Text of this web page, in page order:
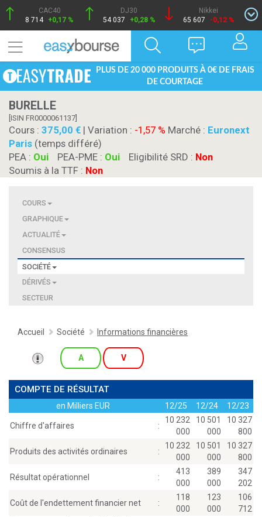
CAC40
8 714 +0,17 %
DJ30
54 037
+0,28 %
Nikkei
65 607
-0,12 %
PLUS DE 20 000 PRODUITS À 0€ DE FRAIS
DE COURTAGE
BURELLE
[ISIN FR0000061137]
Cours : 375,00 | Variation : -1,57 % Marché : Euronext
Paris (temps différé)
PEA : Oui PEA-PME : Oui Eligibilité SRD : Non
Soumis à la TTF : Non
COURS
GRAPHIQUE
ACTUALITÉ
CONSENSUS
SOCIÉTÉ
DÉRIVÉS
SECTEUR
Accueil Société Informations financières
A V
COMPTE DE RÉSULTAT
en Milliers EUR 12/25 12/24 12/23
Chiffre d'affaires :
10 232
000
10 501
000
10 327
800
Produits des activités ordinaires :
10 232
000
10 501
000
10 327
800
Résultat opérationnel :
413
000
389
000
347
202
Coût de l'endettement financier net :
118
000
123
000
106
712